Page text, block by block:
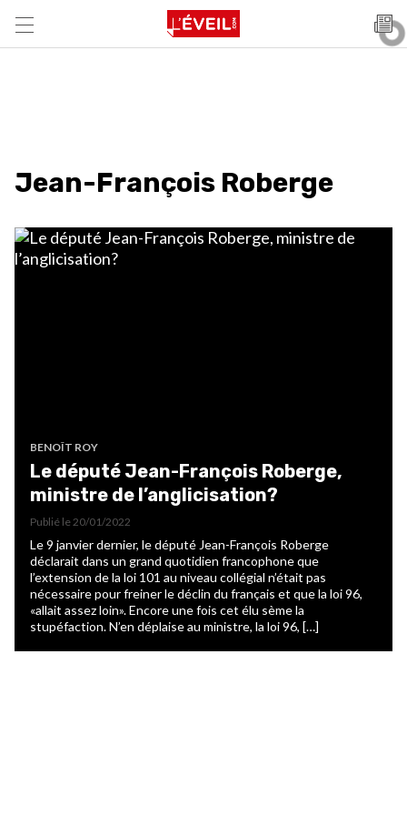
Jean-François Roberge
BENOÎT ROY
Le député Jean-François Roberge,
ministre de l’anglicisation?
Publié le 20/01/2022
Le 9 janvier dernier, le député Jean-François Roberge
déclarait dans un grand quotidien francophone que
l’extension de la loi 101 au niveau collégial n’était pas
nécessaire pour freiner le déclin du français et que la loi 96,
«allait assez loin». Encore une fois cet élu sème la
stupéfaction. N’en déplaise au ministre, la loi 96, […]